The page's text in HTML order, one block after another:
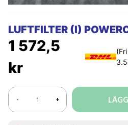
LUFTFILTER (I)
1 572,5
kr
- +